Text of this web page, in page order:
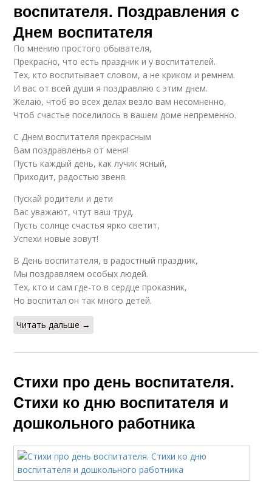
воспитателя. Поздравления с
Днем воспитателя
По мнению простого обывателя,
Прекрасно, что есть праздник и у воспитателей.
Тех, кто воспитывает словом, а не криком и ремнем.
И вас от всей души я поздравляю с этим днем.
Желаю, чтоб во всех делах везло вам несомненно,
Чтоб счастье поселилось в вашем доме непременно.
С Днем воспитателя прекрасным
Вам поздравленья от меня!
Пусть каждый день, как лучик ясный,
Приходит, радостью звеня.
Пускай родители и дети
Вас уважают, чтут ваш труд.
Пусть солнце счастья ярко светит,
Успехи новые зовут!
В День воспитателя, в радостный праздник,
Мы поздравляем особых людей.
Тех, кто и сам где-то в сердце проказник,
Но воспитал он так много детей.
Читать дальше →
Стихи про день воспитателя.
Cтихи ко дню воспитателя и
дошкольного работника